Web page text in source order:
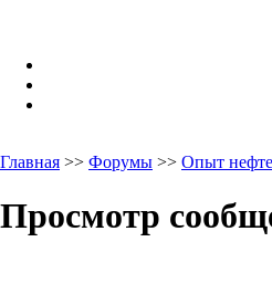
Главная >> Форумы >> Опыт
Просмотр